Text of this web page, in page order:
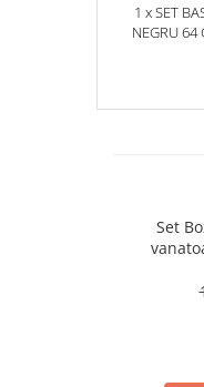
Accesorii decorative
1 x SET
NEGRU 64
Set